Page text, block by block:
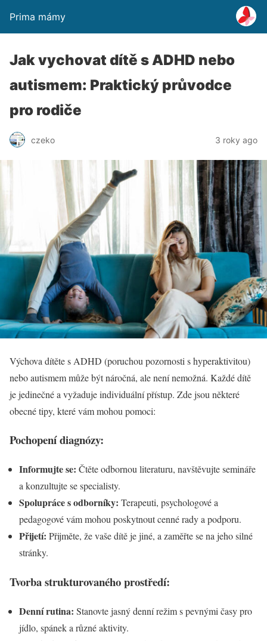
Prima mámy
Jak vychovat dítě s ADHD nebo
autismem: Praktický průvodce
pro rodiče
czeko 3 roky ago
Výchova dítěte s ADHD (poruchou pozornosti s hyperaktivitou)
nebo autismem může být náročná, ale není nemožná. Každé dítě
je jedinečné a vyžaduje individuální přístup. Zde jsou některé
obecné tipy, které vám mohou pomoci:
Pochopení diagnózy:
Informujte se: Čtěte odbornou literaturu, navštěvujte semináře
a konzultujte se specialisty.
Spolupráce s odborníky: Terapeuti, psychologové a
pedagogové vám mohou poskytnout cenné rady a podporu.
Přijetí: Přijměte, že vaše dítě je jiné, a zaměřte se na jeho silné
stránky.
Tvorba strukturovaného prostředí:
Denní rutina: Stanovte jasný denní režim s pevnými časy pro
jídlo, spánek a různé aktivity.